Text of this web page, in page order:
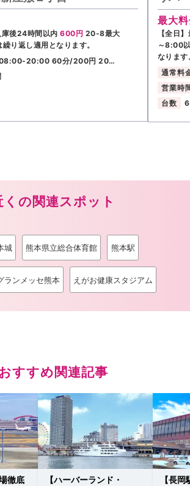
庫後24時間以内600円 20-8最大
り返し適用となります。
08:00-20:00 60分/200円 20…
最大
【全日
～8:00
なります
通常料
営業時
台数
くの関連スポット
城 熊本県立総合体育館 熊本駅
ランメッセ熊本 えがお健康スタジアム
すすめ関連記事
徹底
【ハーバーランド・
【長